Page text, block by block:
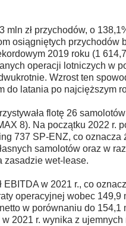
mln zł przychodów, o
osiągniętych przychodów
2019 roku (1
operacji lotniczych w
Wzrost ten
do latania po najcięższym
flotę 26
8). Na początku 2022 r.
737 SP-ENZ, co oznacza
samolotów oraz w
zasadzie wet-lease.
EBITDA w 2021 r., co
operacyjnej wobec 149,9
w porównaniu do 154,1
2021 r. wynika z